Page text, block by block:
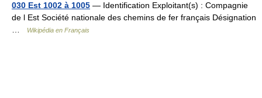
030 Est 1002 à 1005 — Identification Exploitant(s) : Compagnie
de l Est Société nationale des chemins de fer français Désignation
Wikipédia en Français